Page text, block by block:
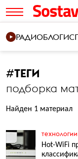
РАДИОБЛОГИ
#ТЕГИ
подборка
Найден 1 материал
технологии
Hot-WiFi